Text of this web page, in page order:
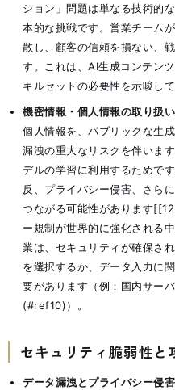
ション」問題は単なる技術的
本的な挑戦です。営業チーム
散し、顧客の信頼を損ない、
す。これは、AI生成コンテン
キルセットの必要性を示唆して
機密情報・個人情報の取り扱
個人情報を、パブリックな生
漏洩の重大なリスクを伴いま
デルの学習に利用するため
反、プライバシー侵害、さら
つながる可能性があります
ー規制が世界的に強化される
業は、セキュリティが確保さ
を選択するか、データ入力に
要があります（例：国内サー
(#ref10)）。
セキュリティ脆弱性と
データ漏洩とプライバシー侵